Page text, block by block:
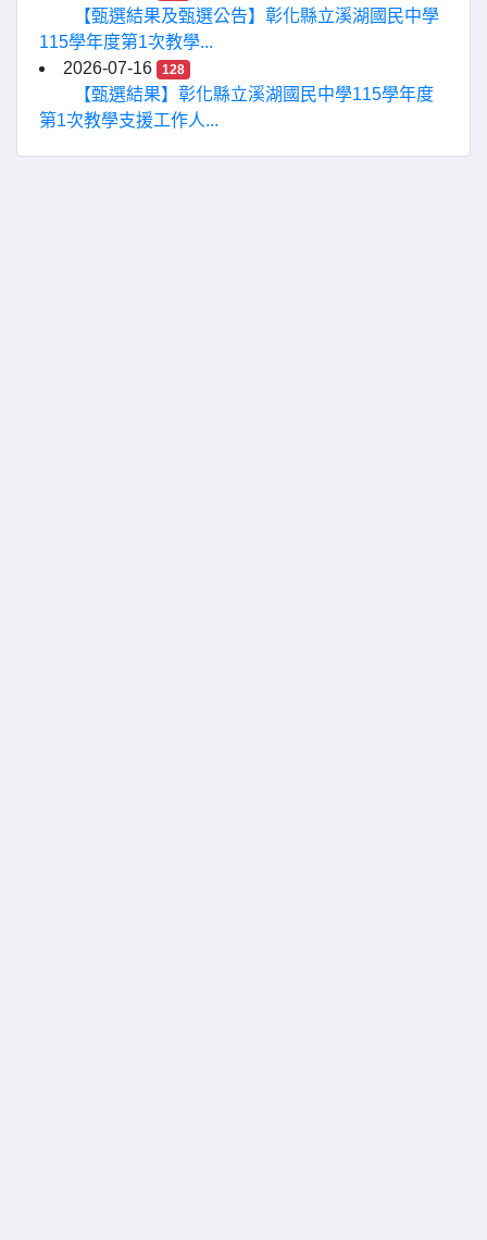
【甄選結果及甄選公告】彰化縣立溪湖國民中學
115學年度第1次教學...
2026-07-16
128
【甄選結果】彰化縣立溪湖國民中學115學年度
第1次教學支援工作人...